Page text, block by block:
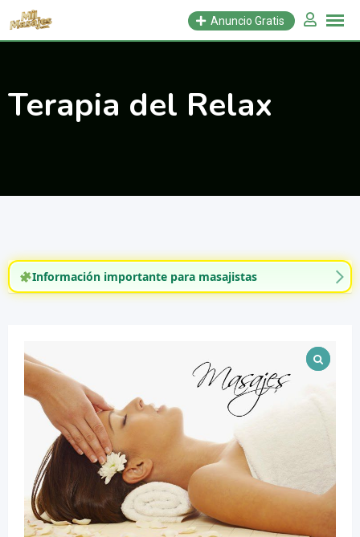
Saltar
Anuncio Gratis
Terapia del Relax
Información importante para masajistas